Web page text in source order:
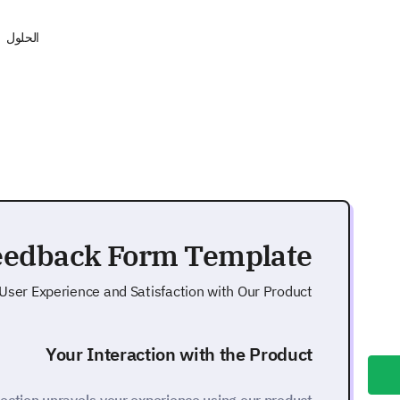
الحلول
Form Template
Experience and Satisfaction with Our Product
Your Interaction with the Product